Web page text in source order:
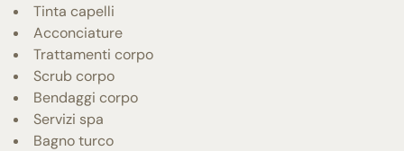
Tinta capelli
Acconciature
Trattamenti corpo
Scrub corpo
Bendaggi corpo
Servizi spa
Bagno turco